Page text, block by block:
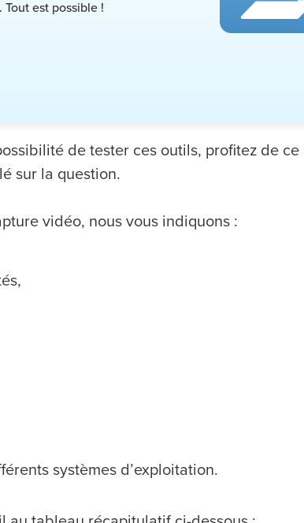
est possible !
de tester ces outils, profitez de
sur la question.
vidéo, nous vous indiquons :
systèmes d’exploitation.